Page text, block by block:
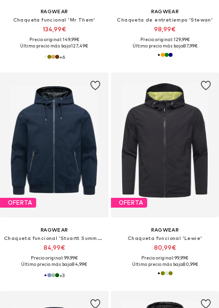
RAGWEAR
Chaqueta funcional 'Mr Them'
134,99€
Precio original: 149,99€
Último precio más bajo:127,49€
+6
RAGWEAR
Chaqueta de entretiempo 'Stewan'
98,99€
Precio original: 129,99€
Último precio más bajo:87,99€
OFERTA
RAGWEAR
Chaqueta funcional 'Stuartt Summer Youmodo'
84,99€
Precio original: 99,99€
Último precio más bajo:84,99€
+3
OFERTA
RAGWEAR
Chaqueta funcional 'Lewie'
80,99€
Precio original: 99,99€
Último precio más bajo:80,99€